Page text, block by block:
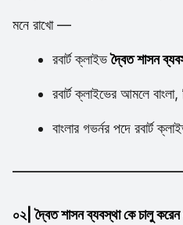
মনে রাখো —
রবার্ট ক্লাইভদ্বৈত শাসন
রবার্ট ক্লাইভের আমলে
বাংলার গভর্নর পদে রবার্ট
০২| দ্বৈত শাসন ব্যবস্থা কে চালু